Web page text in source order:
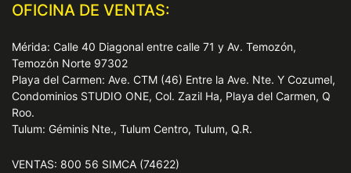
OFICINA DE VENTAS:
Mérida: Calle 40 Diagonal entre calle 71 y Av. Temozón,
Temozón Norte 97302
Playa del Carmen: Ave. CTM (46) Entre la Ave. Nte. Y Cozumel,
Condominios STUDIO ONE, Col. Zazil Ha, Playa del Carmen, Q
Roo.
Tulum: Géminis Nte., Tulum Centro, Tulum, Q.R.
VENTAS: 800 56 SIMCA (74622)